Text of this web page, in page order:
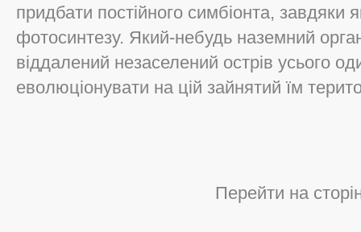
придбати постійного симбіонта, завдяки
фотосинтезу. Який-небудь наземний
віддалений незаселений острів усього
еволюціонувати на цій зайнятий їм
Перейти на